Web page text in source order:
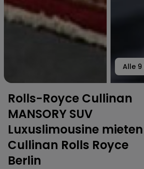
Alle 9
Rolls-Royce Cullinan
MANSORY SUV
Luxuslimousine mieten
Cullinan Rolls Royce
Berlin